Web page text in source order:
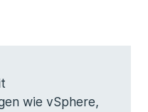
wie vSphere,